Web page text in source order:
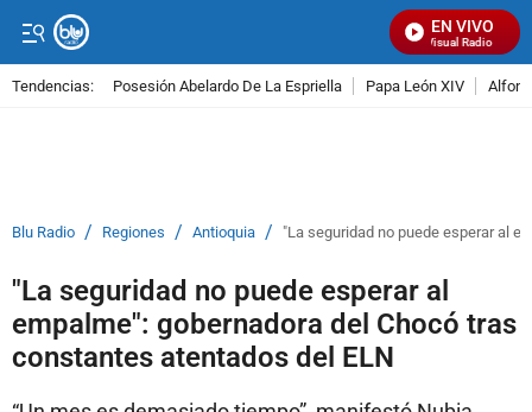
EN VIVO
Señal Visual Radio
Tendencias: Posesión Abelardo De La Espriella Papa León XIV
Blu Radio / Regiones / Antioquia / "La seguridad no puede esperar al
"La seguridad no puede esperar al
empalme": gobernadora del Chocó tras
constantes atentados del ELN